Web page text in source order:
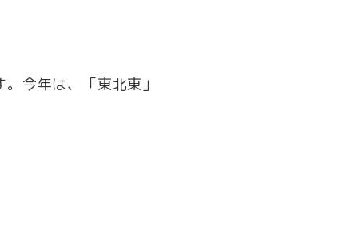
今年は、「東北東」